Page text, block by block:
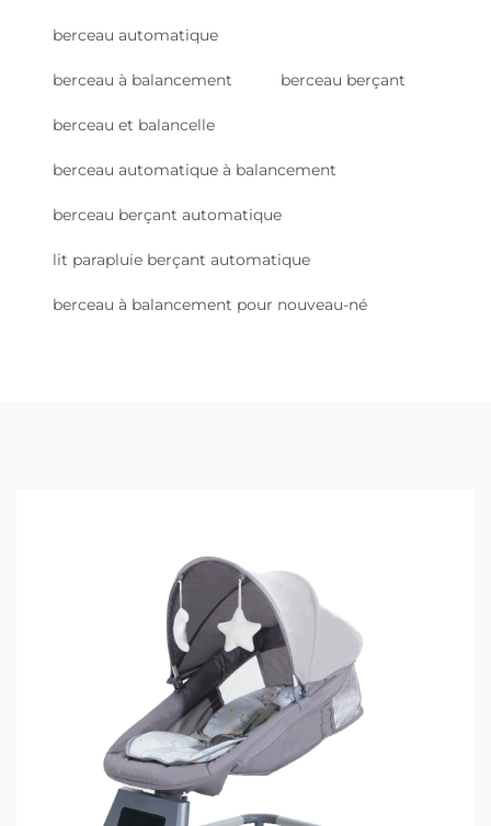
berceau automatique
berceau à balancement berceau berçant
berceau et balancelle
berceau automatique à balancement
berceau berçant automatique
lit parapluie berçant automatique
berceau à balancement pour nouveau-né